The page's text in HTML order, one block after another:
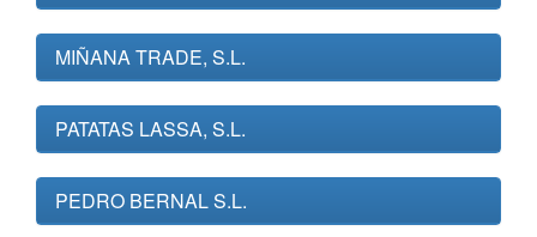
MIÑANA TRADE, S.L.
PATATAS LASSA, S.L.
PEDRO BERNAL S.L.